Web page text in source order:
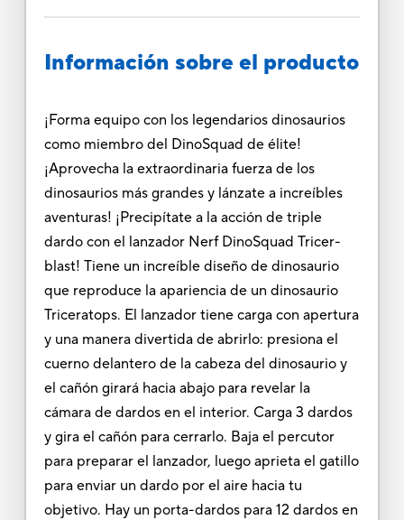
Información sobre el producto
¡Forma equipo con los legendarios dinosaurios
como miembro del DinoSquad de élite!
¡Aprovecha la extraordinaria fuerza de los
dinosaurios más grandes y lánzate a increíbles
aventuras! ¡Precipítate a la acción de triple
dardo con el lanzador Nerf DinoSquad Tricer-
blast! Tiene un increíble diseño de dinosaurio
que reproduce la apariencia de un dinosaurio
Triceratops. El lanzador tiene carga con apertura
y una manera divertida de abrirlo: presiona el
cuerno delantero de la cabeza del dinosaurio y
el cañón girará hacia abajo para revelar la
cámara de dardos en el interior. Carga 3 dardos
y gira el cañón para cerrarlo. Baja el percutor
para preparar el lanzador, luego aprieta el gatillo
para enviar un dardo por el aire hacia tu
objetivo. Hay un porta-dardos para 12 dardos en